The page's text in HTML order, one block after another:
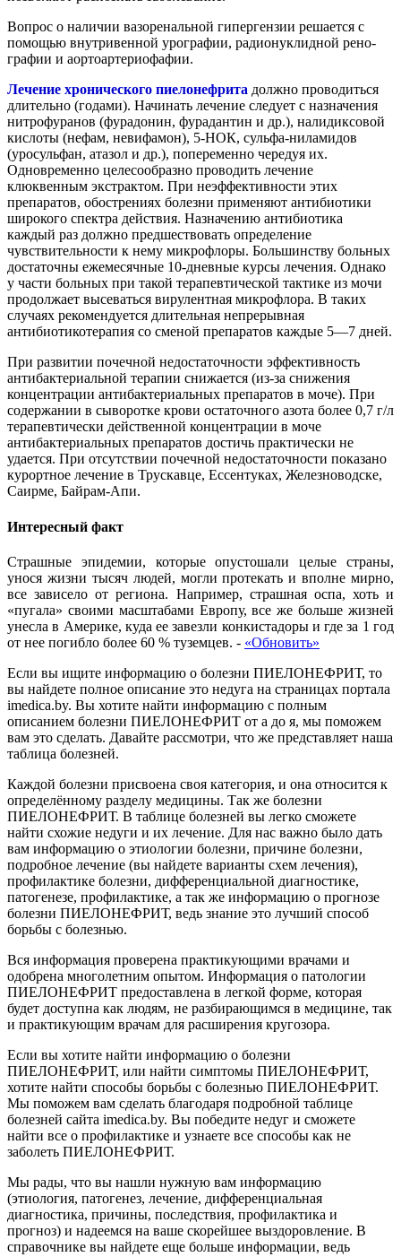
Вопрос о наличии вазоренальной гипергензии решается с
помощью внутривенной урографии, радионуклидной рено-
графии и аортоартериофафии.
Лечение хронического пиелонефрита должно проводиться
длительно (годами). Начинать лечение следует с назначения
нитрофуранов (фурадонин, фурадантин и др.), налидиксовой
кислоты (нефам, невифамон), 5-НОК, сульфа-ниламидов
(уросульфан, атазол и др.), попеременно чередуя их.
Одновременно целесообразно проводить лечение
клюквенным экстрактом. При неэффективности этих
препаратов, обострениях болезни применяют антибиотики
широкого спектра действия. Назначению антибиотика
каждый раз должно предшествовать определение
чувствительности к нему микрофлоры. Большинству больных
достаточны ежемесячные 10-дневные курсы лечения. Однако
у части больных при такой терапевтической тактике из мочи
продолжает высеваться вирулентная микрофлора. В таких
случаях рекомендуется длительная непрерывная
антибиотикотерапия со сменой препаратов каждые 5—7 дней.
При развитии почечной недостаточности эффективность
антибактериальной терапии снижается (из-за снижения
концентрации антибактериальных препаратов в моче). При
содержании в сыворотке крови остаточного азота более 0,7 г/л
терапевтически действенной концентрации в моче
антибактериальных препаратов достичь практически не
удается. При отсутствии почечной недостаточности показано
курортное лечение в Трускавце, Ессентуках, Железноводске,
Саирме, Байрам-Апи.
Интересный факт
Страшные эпидемии, которые опустошали целые страны,
унося жизни тысяч людей, могли протекать и вполне мирно,
все зависело от региона. Например, страшная оспа, хоть и
«пугала» своими масштабами Европу, все же больше жизней
унесла в Америке, куда ее завезли конкистадоры и где за 1 год
от нее погибло более 60 % туземцев. - «Обновить»
Если вы ищите информацию о болезни ПИЕЛОНЕФРИТ, то
вы найдете полное описание это недуга на страницах портала
imedica.by. Вы хотите найти информацию с полным
описанием болезни ПИЕЛОНЕФРИТ от а до я, мы поможем
вам это сделать. Давайте рассмотри, что же представляет наша
таблица болезней.
Каждой болезни присвоена своя категория, и она относится к
определённому разделу медицины. Так же болезни
ПИЕЛОНЕФРИТ. В таблице болезней вы легко сможете
найти схожие недуги и их лечение. Для нас важно было дать
вам информацию о этиологии болезни, причине болезни,
подробное лечение (вы найдете варианты схем лечения),
профилактике болезни, дифференциальной диагностике,
патогенезе, профилактике, а так же информацию о прогнозе
болезни ПИЕЛОНЕФРИТ, ведь знание это лучший способ
борьбы с болезнью.
Вся информация проверена практикующими врачами и
одобрена многолетним опытом. Информация о патологии
ПИЕЛОНЕФРИТ предоставлена в легкой форме, которая
будет доступна как людям, не разбирающимся в медицине, так
и практикующим врачам для расширения кругозора.
Если вы хотите найти информацию о болезни
ПИЕЛОНЕФРИТ, или найти симптомы ПИЕЛОНЕФРИТ,
хотите найти способы борьбы с болезнью ПИЕЛОНЕФРИТ.
Мы поможем вам сделать благодаря подробной таблице
болезней сайта imedica.by. Вы победите недуг и сможете
найти все о профилактике и узнаете все способы как не
заболеть ПИЕЛОНЕФРИТ.
Мы рады, что вы нашли нужную вам информацию
(этиология, патогенез, лечение, дифференциальная
диагностика, причины, последствия, профилактика и
прогноз) и надеемся на ваше скорейшее выздоровление. В
справочнике вы найдете еще больше информации, ведь